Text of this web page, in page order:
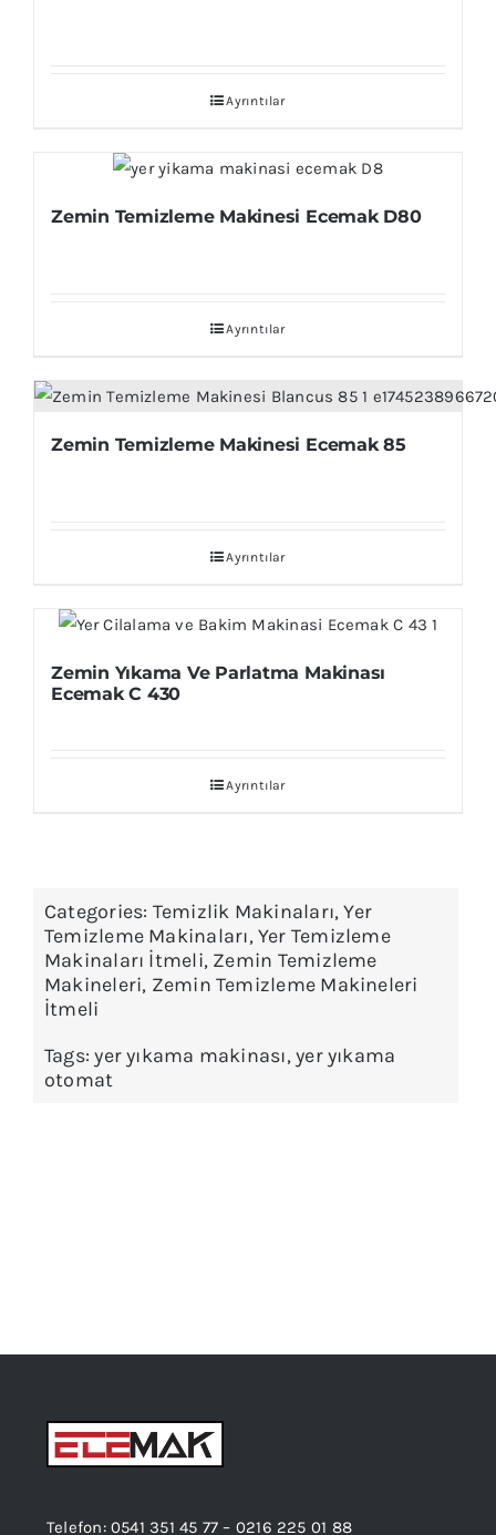
Ayrıntılar
Zemin Temizleme Makinesi Ecemak D80
Ayrıntılar
Zemin Temizleme Makinesi Ecemak 85
Ayrıntılar
Zemin Yıkama Ve Parlatma Makinası
Ecemak C 430
Ayrıntılar
Categories: Temizlik Makinaları,Yer
Temizleme Makinaları,Yer Temizleme
Makinaları İtmeli, Zemin Temizleme
Makineleri, Zemin Temizleme Makineleri
İtmeli
Tags:yer yıkama makinası,yer yıkama
otomat
Telefon:0541 351 45 77 – 0216 225 01 88